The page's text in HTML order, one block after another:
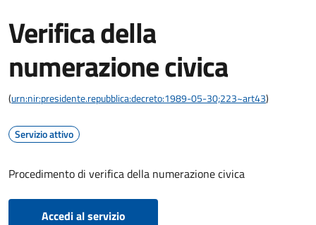
Verifica della
numerazione civica
(urn:nir:presidente.repubblica:decreto:1989-05-30;223~art43)
Servizio attivo
Procedimento di verifica della numerazione civica
Accedi al servizio